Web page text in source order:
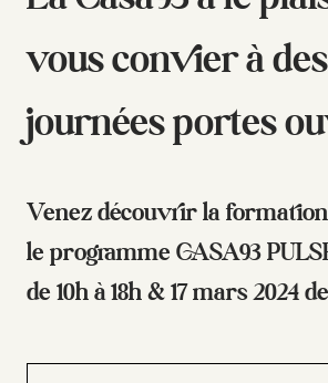
vous convier à des
journées portes
Venez découvrir la formation
le programme CASA93
de 10h à 18h & 17 mars 2024 de